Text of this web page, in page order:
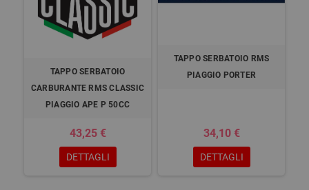
TAPPO SERBATOIO
CARBURANTE RMS CLASSIC
PIAGGIO APE P 50CC
43,25 €
DETTAGLI
TAPPO SERBATOIO RMS
PIAGGIO PORTER
34,10 €
DETTAGLI